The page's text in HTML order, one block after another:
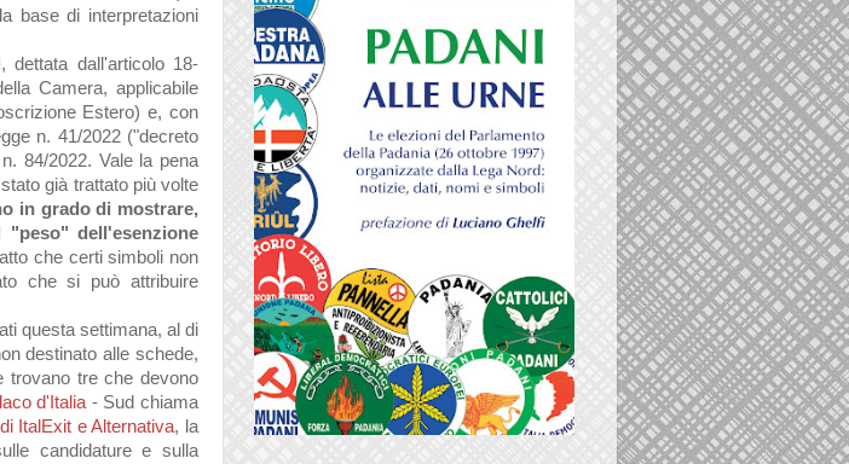
base di interpretazioni
, dettata dall'articolo 18-
Camera, applicabile
Estero) e, con
n. 41/2022 ("decreto
84/2022. Vale la pena
già trattato più volte
in grado di mostrare,
dell'esenzione
che certi simboli non
che si può attribuire
questa settimana, al di
destinato alle schede,
trovano tre che devono
d'Italia - Sud chiama
ItalExit e Alternativa, la
candidature e sulla